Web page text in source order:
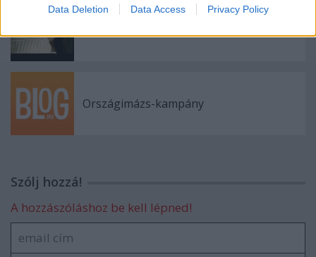
Data Deletion Data Access Privacy Policy
Országimázs-kampány
Szólj hozzá!
A hozzászóláshoz be kell lépned!